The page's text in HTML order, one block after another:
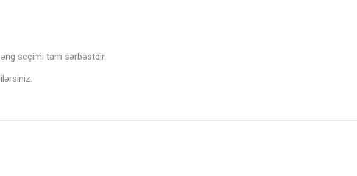
seçimi tam sərbəstdir.